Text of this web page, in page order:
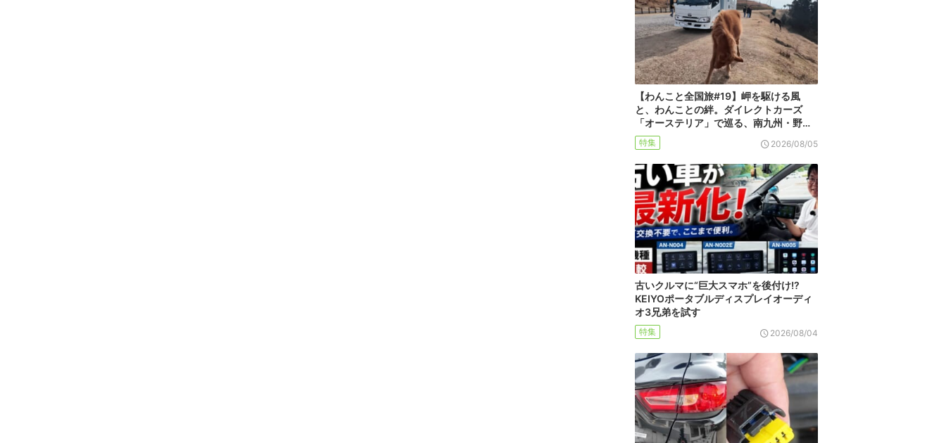
【わんこと全国旅#19】岬を駆ける風
と、わんことの絆。ダイレクトカーズ
「オーステリア」で巡る、南九州・野…
特集 2026/08/05
古いクルマに“巨大スマホ”を後付け!?
KEIYOポータブルディスプレイオーディ
オ3兄弟を試す
特集 2026/08/04